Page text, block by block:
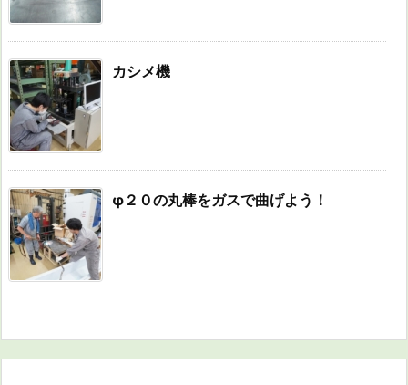
カシメ機
φ２０の丸棒をガスで曲げよう！